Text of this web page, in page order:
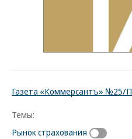
Газета «Коммерсантъ» №25/П
Темы:
Рынок страхования